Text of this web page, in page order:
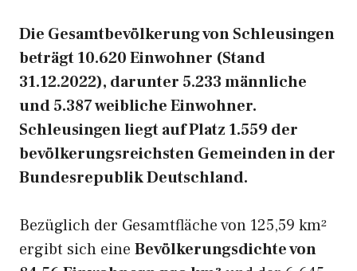
Die Gesamtbevölkerung von Schleusingen
beträgt 10.620 Einwohner (Stand
31.12.2022), darunter 5.233 männliche
und 5.387 weibliche Einwohner.
Schleusingen liegt auf Platz 1.559 der
bevölkerungsreichsten Gemeinden in der
Bundesrepublik Deutschland.
Bezüglich der Gesamtfläche von 125,59 km²
ergibt sich eine Bevölkerungsdichte von